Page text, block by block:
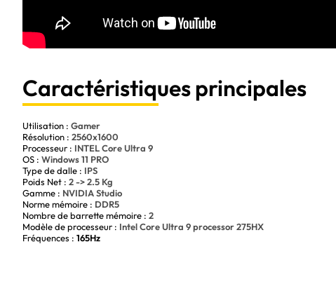
Caractéristiques principales
Utilisation : Gamer
Résolution : 2560x1600
Processeur : INTEL Core Ultra 9
OS : Windows 11 PRO
Type de dalle : IPS
Poids Net : 2 -> 2.5 Kg
Gamme : NVIDIA Studio
Norme mémoire : DDR5
Nombre de barrette mémoire : 2
Modèle de processeur : Intel Core Ultra 9 processor 275HX
Fréquences : 165Hz